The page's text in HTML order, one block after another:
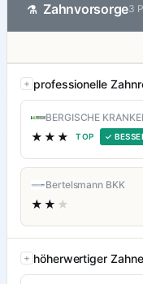
⚗ Zahnvorsorge3
professionelle
BERGISCHE
★★★ TOP ✓
Bertelsmann BKK
★★ ★
höherwertiger